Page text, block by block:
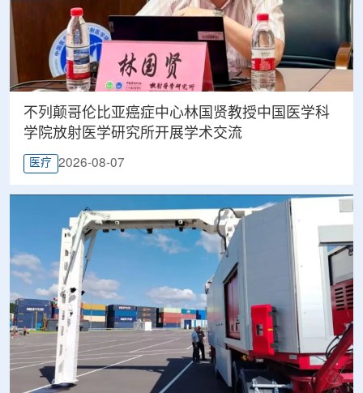
不列颠哥伦比亚癌症中心林国贤教授中国医学科
学院放射医学研究所开展学术交流
医疗 2026-08-07